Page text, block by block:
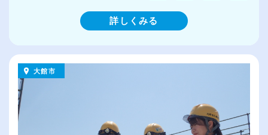
詳しくみる
大館市